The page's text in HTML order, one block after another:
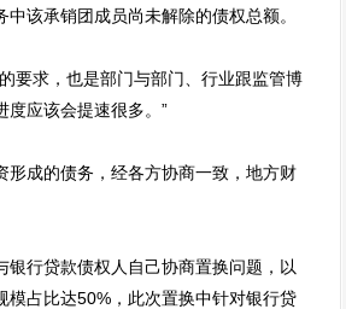
该承销团成员尚未解除的债权总额。
求，也是部门与部门、行业跟监管博
度应该会提速很多。”
成的债务，经各方协商一致，地方财
行贷款债权人自己协商置换问题，以
占比达50%，此次置换中针对银行贷